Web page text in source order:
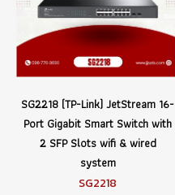
SG2218 (TP-Link) JetStream 16-
Port Gigabit Smart Switch with
2 SFP Slots wifi & wired
system
SG2218